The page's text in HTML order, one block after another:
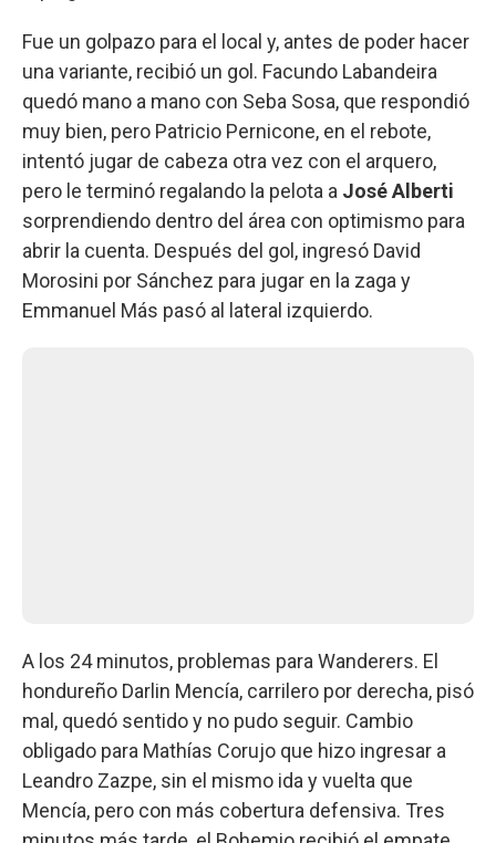
Fue un golpazo para el local y, antes de poder hacer
una variante, recibió un gol. Facundo Labandeira
quedó mano a mano con Seba Sosa, que respondió
muy bien, pero Patricio Pernicone, en el rebote,
intentó jugar de cabeza otra vez con el arquero,
pero le terminó regalando la pelota a José Alberti
sorprendiendo dentro del área con optimismo para
abrir la cuenta. Después del gol, ingresó David
Morosini por Sánchez para jugar en la zaga y
Emmanuel Más pasó al lateral izquierdo.
A los 24 minutos, problemas para Wanderers. El
hondureño Darlin Mencía, carrilero por derecha, pisó
mal, quedó sentido y no pudo seguir. Cambio
obligado para Mathías Corujo que hizo ingresar a
Leandro Zazpe, sin el mismo ida y vuelta que
Mencía, pero con más cobertura defensiva. Tres